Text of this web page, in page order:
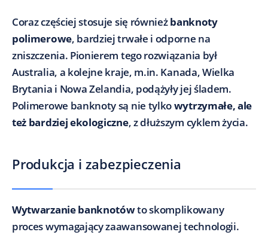
Coraz częściej stosuje się równieżbanknoty
polimerowe, bardziej trwałe i odporne na
zniszczenia. Pionierem tego rozwiązania był
Australia, a kolejne kraje, m.in. Kanada, Wielka
Brytania i Nowa Zelandia, podążyły jej śladem.
Polimerowe banknoty są nie tylkowytrzymałe, ale
też bardziej ekologiczne, z dłuższym cyklem życia.
Produkcja i zabezpieczenia
Wytwarzanie banknotówto skomplikowany
proces wymagający zaawansowanej technologii.